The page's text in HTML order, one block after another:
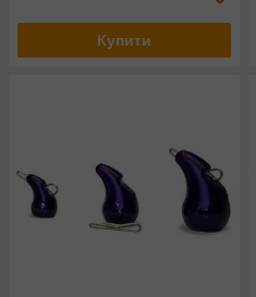
Купити